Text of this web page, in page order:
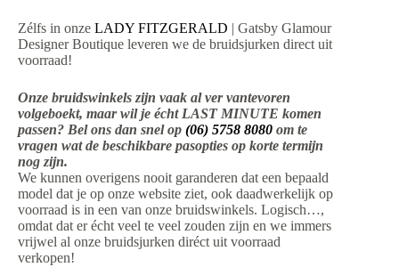
Zélfs in onze LADY FITZGERALD | Gatsby Glamour
Designer Boutique leveren we de bruidsjurken direct uit
voorraad!
Onze bruidswinkels zijn vaak al ver vantevoren
volgeboekt, maar wil je écht LAST MINUTE komen
passen? Bel ons dan snel op (06) 5758 8080 om te
vragen wat de beschikbare pasopties op korte termijn
nog zijn.
We kunnen overigens nooit garanderen dat een bepaald
model dat je op onze website ziet, ook daadwerkelijk op
voorraad is in een van onze bruidswinkels. Logisch…,
omdat dat er écht veel te veel zouden zijn en we immers
vrijwel al onze bruidsjurken diréct uit voorraad
verkopen!